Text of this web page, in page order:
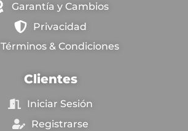
Garantía y Cambios
Privacidad
Términos & Condiciones
Clientes
Iniciar Sesión
Registrarse